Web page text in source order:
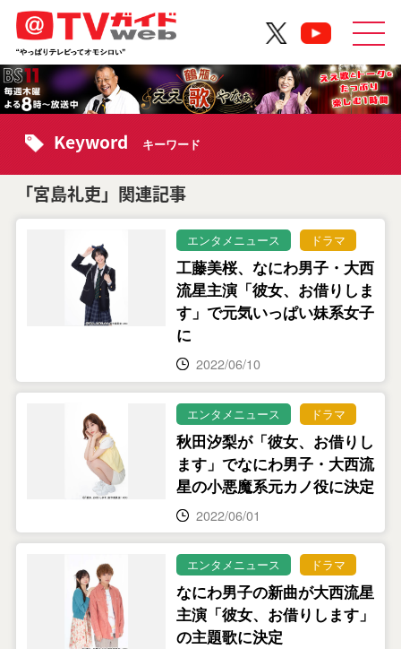
Keyword キーワード
「宮島礼吏」関連記事
エンタメニュース ドラマ
工藤美桜、なにわ男子・大西
流星主演「彼女、お借りしま
す」で元気いっぱい妹系女子
に
2022/06/10
エンタメニュース ドラマ
秋田汐梨が「彼女、お借りし
ます」でなにわ男子・大西流
星の小悪魔系元カノ役に決定
2022/06/01
エンタメニュース ドラマ
なにわ男子の新曲が大西流星
主演「彼女、お借りします」
の主題歌に決定